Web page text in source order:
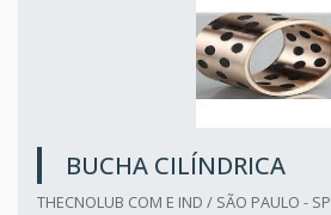
BUCHA CILÍNDRICA
THECNOLUB COM E IND / SÃO PAULO - SP